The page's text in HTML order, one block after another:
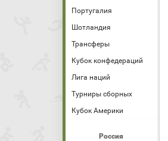
Португалия
Шотландия
Трансферы
Кубок конфедераций
Лига наций
Турниры сборных
Кубок Америки
Россия